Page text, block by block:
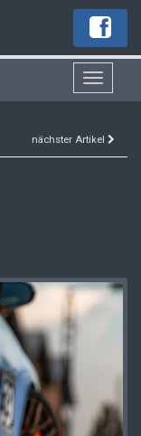
Toggle
nächster Artikel